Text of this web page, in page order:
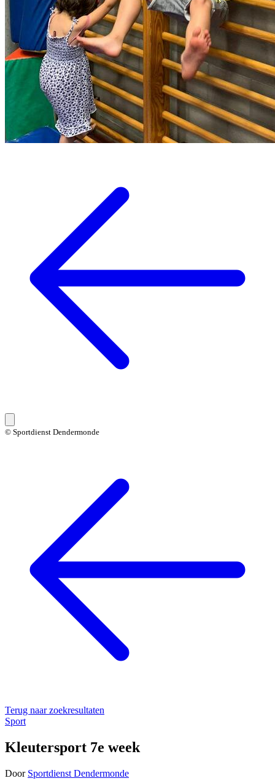
© Sportdienst Dendermonde
Terug naar zoekresultaten
Sport
Kleutersport 7e week
Door Sportdienst Dendermonde